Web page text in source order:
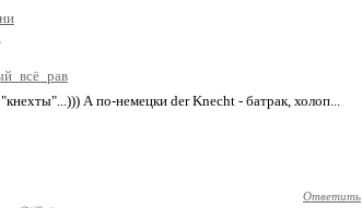
А по-немецки der Knecht - батрак, холоп...
Ответить